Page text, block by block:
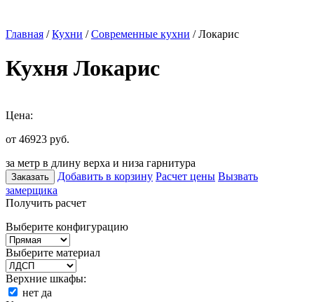
Главная /Кухни /Современные кухни / Локарис
Кухня Локарис
Цена:
от 46923 руб.
за метр в длину верха и низа гарнитура
Заказать Добавить в корзину Расчет цены Вызвать
замерщика
Получить расчет
Выберите конфигурацию
Выберите материал
Верхние шкафы:
нет да